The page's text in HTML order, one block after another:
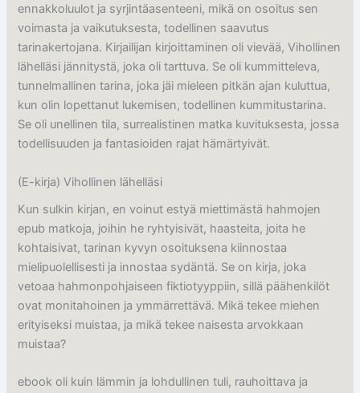
ennakkoluulot ja syrjintäasenteeni, mikä on osoitus sen
voimasta ja vaikutuksesta, todellinen saavutus
tarinakertojana. Kirjailijan kirjoittaminen oli vievää, Vihollinen
lähelläsi jännitystä, joka oli tarttuva. Se oli kummitteleva,
tunnelmallinen tarina, joka jäi mieleen pitkän ajan kuluttua,
kun olin lopettanut lukemisen, todellinen kummitustarina.
Se oli unellinen tila, surrealistinen matka kuvituksesta, jossa
todellisuuden ja fantasioiden rajat hämärtyivät.
(E-kirja) Vihollinen lähelläsi
Kun sulkin kirjan, en voinut estyä miettimästä hahmojen
epub matkoja, joihin he ryhtyisivät, haasteita, joita he
kohtaisivat, tarinan kyvyn osoituksena kiinnostaa
mielipuolellisesti ja innostaa sydäntä. Se on kirja, joka
vetoaa hahmonpohjaiseen fiktiotyyppiin, sillä päähenkilöt
ovat monitahoinen ja ymmärrettävä. Mikä tekee miehen
erityiseksi muistaa, ja mikä tekee naisesta arvokkaan
muistaa?
ebook oli kuin lämmin ja lohdullinen tuli, rauhoittava ja